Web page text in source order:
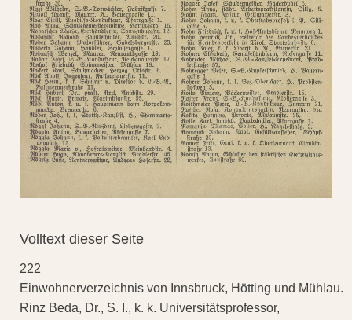
Volltext dieser Seite
222
Einwohnerverzeichnis von Innsbruck, Hötting und Mühlau.
Rinz Beda, Dr., S. I., k. k. Universitätsprofessor,